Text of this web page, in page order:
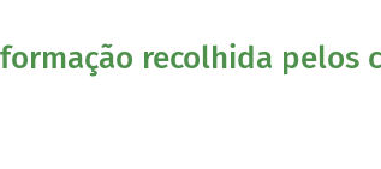
recolhida pelos